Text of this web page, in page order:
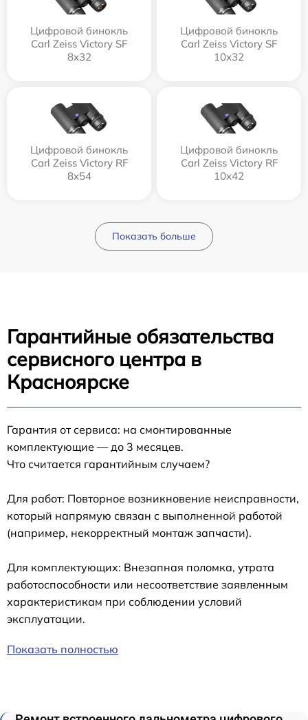
Цифровой бинокль
Carl Zeiss Victory SF
8x32
Цифровой бинокль
Carl Zeiss Victory SF
10x32
Цифровой бинокль
Carl Zeiss Victory RF
8x54
Цифровой бинокль
Carl Zeiss Victory RF
10x42
Показать больше
Гарантийные обязательства
сервисного центра в
Красноярске
Гарантия от сервиса: на смонтированные
комплектующие — до 3 месяцев.
Что считается гарантийным случаем?
Для работ: Повторное возникновение неисправности,
который напрямую связан с выполненной работой
(например, некорректный монтаж запчасти).
Для комплектующих: Внезапная поломка, утрата
работоспособности или несоответствие заявленным
характеристикам при соблюдении условий
эксплуатации.
Показать полностью